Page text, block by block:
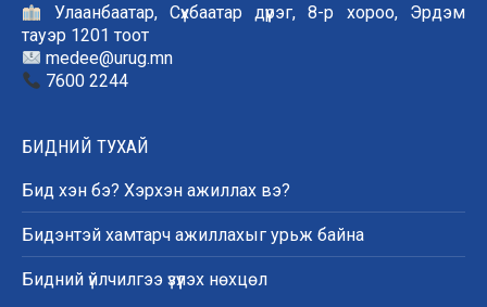
Улаанбаатар, Сүхбаатар дүүрэг, 8-р хороо, Эрдэм
тауэр 1201 тоот
medee@urug.mn
7600 2244
БИДНИЙ ТУХАЙ
Бид хэн бэ? Хэрхэн ажиллах вэ?
Бидэнтэй хамтарч ажиллахыг урьж байна
Бидний үйлчилгээ үзүүлэх нөхцөл